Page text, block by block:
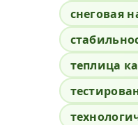
снеговая
теплица